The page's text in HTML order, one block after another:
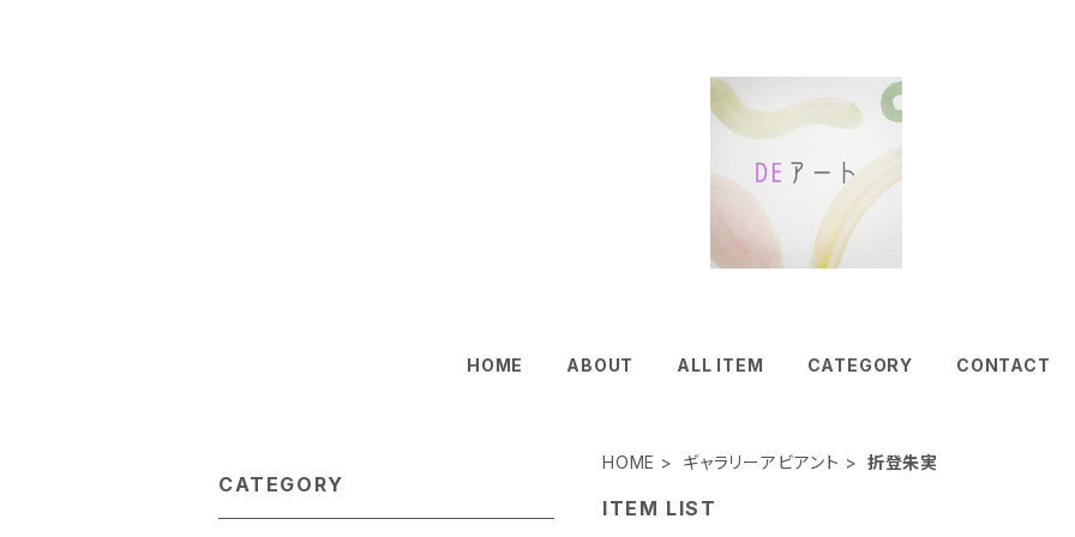
HOME ABOUT ALL ITEM CATEGORY CONTACT
HOME ギャラリーアビアント 折登朱実
ITEM LIST
CATEGORY